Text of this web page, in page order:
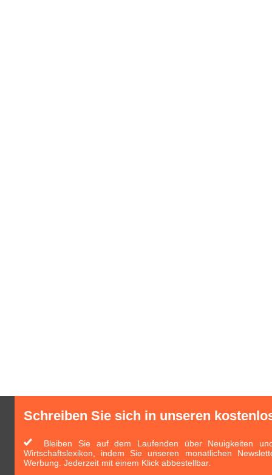
Schreiben Sie sich in unseren
Bleiben Sie auf dem Laufenden über Neuigkeiten
Wirtschaftslexikon, indem Sie unseren monatlichen
Werbung. Jederzeit mit einem Klick abbestellbar.